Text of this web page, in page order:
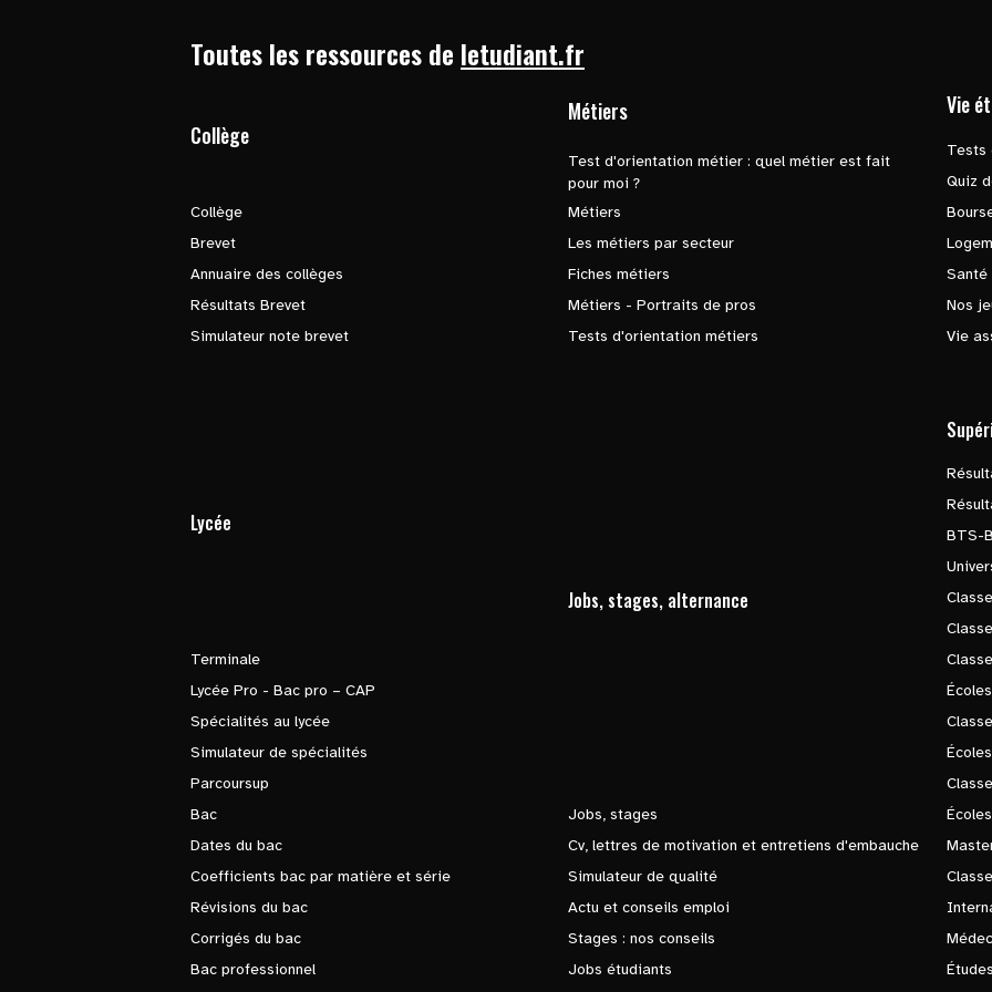
Toutes les ressources de letudiant.fr
Collège
Collège
Brevet
Annuaire des collèges
Résultats Brevet
Simulateur note brevet
Métiers
Test d'orientation métier : quel métier est fait
pour moi ?
Métiers
Les métiers par secteur
Fiches métiers
Métiers - Portraits de pros
Tests d'orientation métiers
Vie
Tests
Quiz
Santé
Nos
Vie
Lycée
Terminale
Lycée Pro - Bac pro – CAP
Spécialités au lycée
Simulateur de spécialités
Parcoursup
Bac
Dates du bac
Coefficients bac par matière et série
Révisions du bac
Corrigés du bac
Bac professionnel
Jobs, stages, alternance
Jobs, stages
Cv, lettres de motivation et entretiens d'embauche
Simulateur de qualité
Actu et conseils emploi
Stages : nos conseils
Jobs étudiants
BTS-